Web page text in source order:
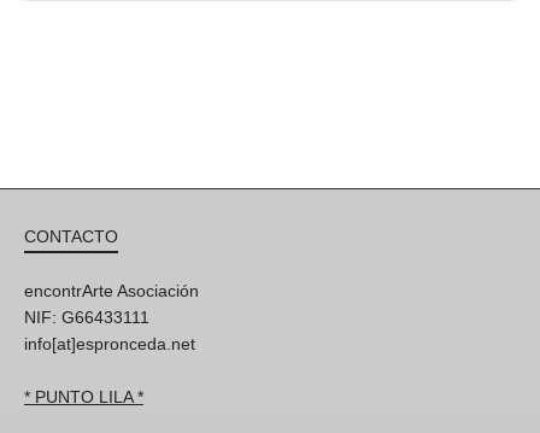
CONTACTO
encontrArte Asociación
NIF: G66433111
info[at]espronceda.net
* PUNTO LILA *